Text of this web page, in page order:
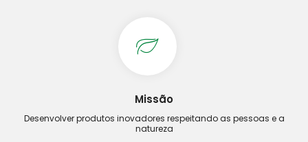
Missão
Desenvolver produtos inovadores respeitando as pessoas e a
natureza